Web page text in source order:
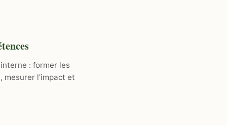
: former les
mesurer l'impact et